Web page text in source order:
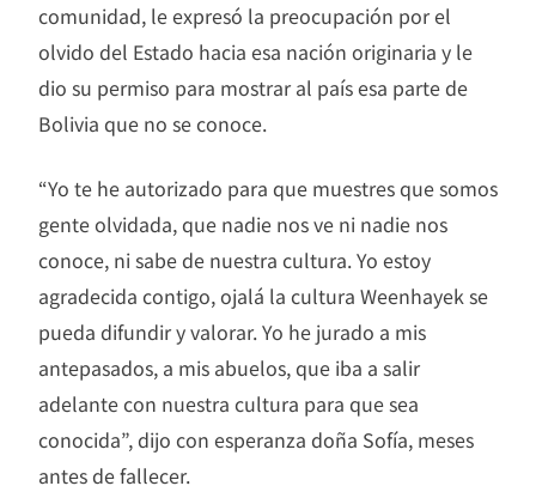
comunidad, le expresó la preocupación por el
olvido del Estado hacia esa nación originaria y le
dio su permiso para mostrar al país esa parte de
Bolivia que no se conoce.
“Yo te he autorizado para que muestres que somos
gente olvidada, que nadie nos ve ni nadie nos
conoce, ni sabe de nuestra cultura. Yo estoy
agradecida contigo, ojalá la cultura Weenhayek se
pueda difundir y valorar. Yo he jurado a mis
antepasados, a mis abuelos, que iba a salir
adelante con nuestra cultura para que sea
conocida”, dijo con esperanza doña Sofía, meses
antes de fallecer.